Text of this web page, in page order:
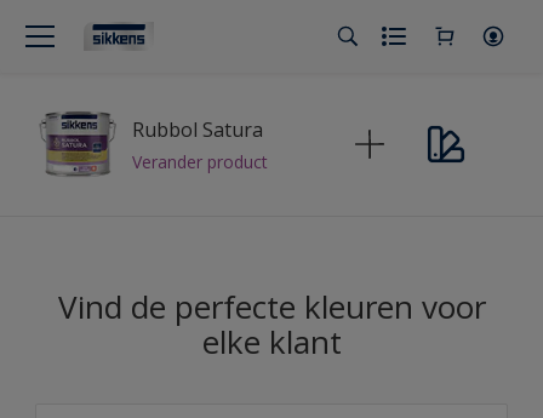
Rubbol Satura
Verander product
Vind de perfecte kleuren voor
elke klant